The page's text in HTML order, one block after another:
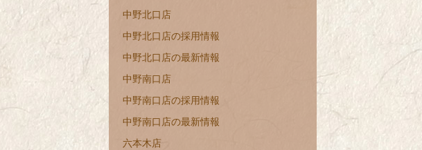
中野北口店
中野北口店の採用情報
中野北口店の最新情報
中野南口店
中野南口店の採用情報
中野南口店の最新情報
六本木店